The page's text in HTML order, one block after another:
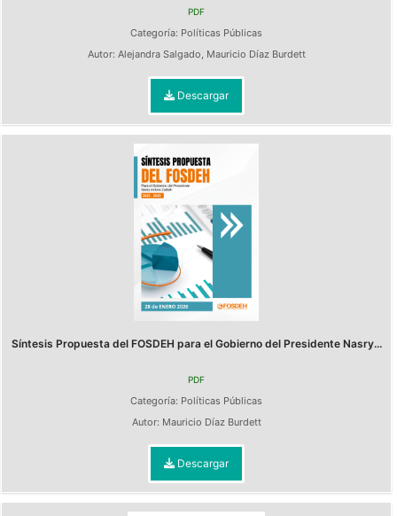
PDF
Categoría: Políticas Públicas
Autor: Alejandra Salgado, Mauricio Díaz Burdett
Descargar
Síntesis Propuesta del FOSDEH para el Gobierno del Presidente Nasry...
PDF
Categoría: Políticas Públicas
Autor: Mauricio Díaz Burdett
Descargar